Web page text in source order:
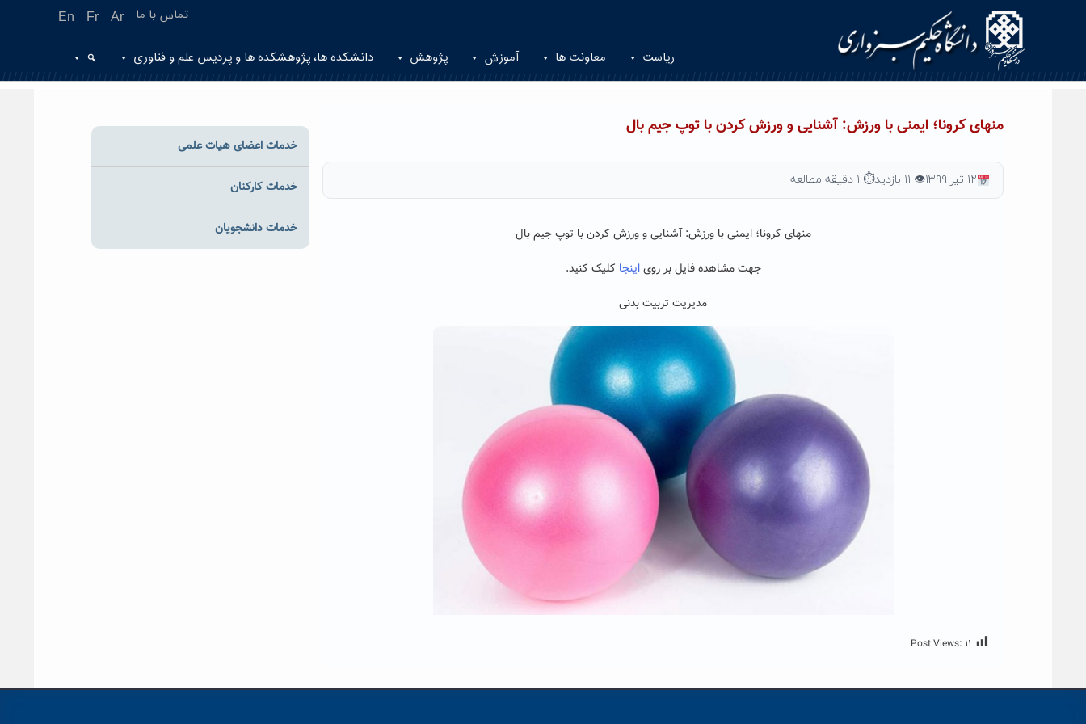
En Fr Ar تماس با ما
ریاست معاونت ها آموزش پژوهش دانشکده ها، پژوهشکده ها و پردیس علم و فناوری
منهای کرونا؛ ایمنی با ورزش: آشنایی و ورزش کردن با توپ جیم بال
۱۲ تیر ۱۳۹۹ 👁 ۱۱ بازدید ⏱ ۱ دقیقه مطالعه
منهای کرونا؛ ایمنی با ورزش: آشنایی و ورزش کردن با توپ جیم بال
جهت مشاهده فایل بر رویاینجا کلیک کنید.
مدیریت تربیت بدنی
Post Views: ۱۱
خدمات اعضای هیات علمی
خدمات کارکنان
خدمات دانشجویان